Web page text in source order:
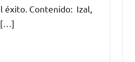
éxito. Contenido: Izal,
[…]